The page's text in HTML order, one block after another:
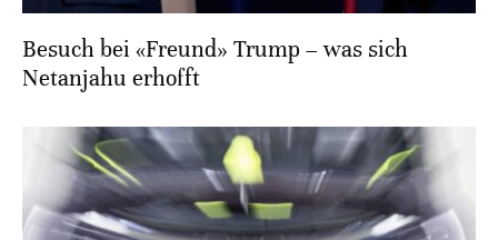
Besuch bei «Freund» Trump – was sich
Netanjahu erhofft